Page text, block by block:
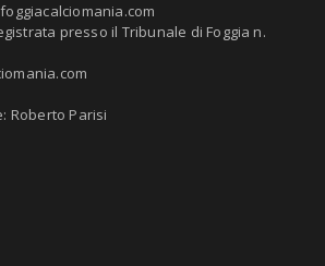
presso il Tribunale di Foggia n.
Roberto Parisi